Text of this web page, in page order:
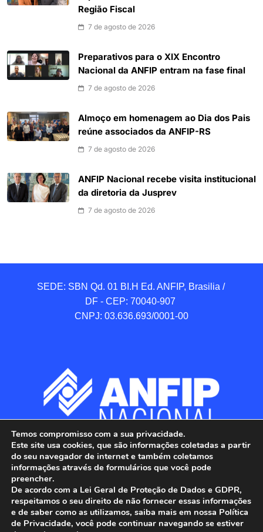
Região Fiscal
7 de agosto de 2026
Preparativos para o XIX Encontro
Nacional da ANFIP entram na fase final
7 de agosto de 2026
Almoço em homenagem ao Dia dos Pais
reúne associados da ANFIP-RS
7 de agosto de 2026
ANFIP Nacional recebe visita institucional
da diretoria da Jusprev
7 de agosto de 2026
SEDE: SBN Qd. 01 BI.H Ed. ANFIP, Brasilia /
DF - CEP: 70040-907
CNPJ: 03.636.693/0001-00
ANFIP - Associação Nacional dos Auditores
Temos compromisso com a sua privacidade.
Este site usa cookies, que são informações coletadas a partir
do seu navegador de internet e também coletamos
informações através de formulários que você pode
preencher.
De acordo com a Lei Geral de Proteção de Dados e GDPR,
respeitamos o seu direito de não fornecer essas informações
e de saber como as utilizamos, saiba mais em nossa Política
de Privacidade, você pode continuar navegando se estiver